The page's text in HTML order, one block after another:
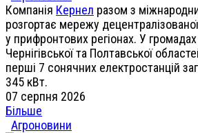
Компанія Кернел разом з
розгортає мережу
у прифронтових регіонах. У
Чернігівської та Полтавської
перші 7 сонячних електростанцій
345 кВт.
07 серпня 2026
Більше
Агроновини